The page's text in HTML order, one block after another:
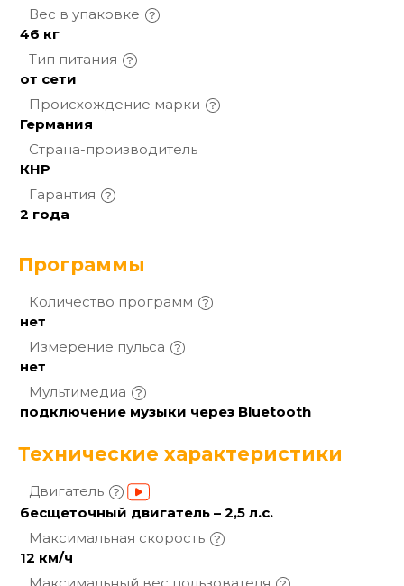
Вес в упаковке
46 кг
Тип питания
от сети
Происхождение марки
Германия
Страна-производитель
КНР
Гарантия
2 года
Программы
Количество программ
нет
Измерение пульса
нет
Мультимедиа
подключение музыки через Bluetooth
Технические характеристики
Двигатель
бесщеточный двигатель – 2,5 л.с.
Максимальная скорость
12 км/ч